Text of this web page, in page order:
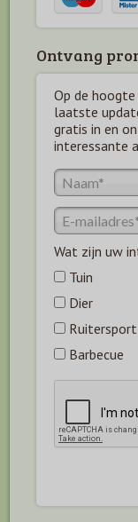
Ontvang
Op de
laatste
gratis in en
interessante
Wat zijn uw
Tuin
Dier
Ruitersport
Barbecue